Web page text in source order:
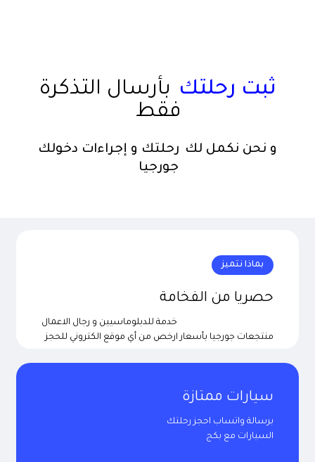
ثبت رحلتك بأرسال التذكرة
فقط
و نحن نكمل لك رحلتك و إجراءات دخولك
جورجيا
بماذا نتميز
حصريا من الفخامة
خدمة للدبلوماسيين و رجال الاعمال
منتجعات جورجيا بأسعار ارخص من أي موقع الكتروني للحجز
سيارات ممتازة
برسالة واتساب احجز رحلتك
السيارات مع بكج